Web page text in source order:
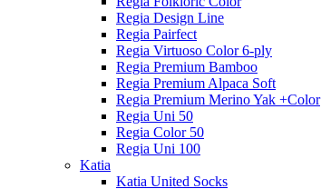
Regia Design Line
Regia Pairfect
Regia Virtuoso Color 6-ply
Regia Premium Bamboo
Regia Premium Alpaca Soft
Regia Premium Merino Yak +Color
Regia Uni 50
Regia Color 50
Regia Uni 100
Katia
Katia United Socks